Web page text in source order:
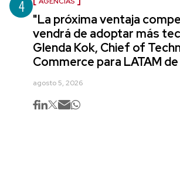
4
"La próxima ventaja
vendrá de adoptar más
Glenda Kok, Chief of
Commerce para LATAM
agosto 5, 2026